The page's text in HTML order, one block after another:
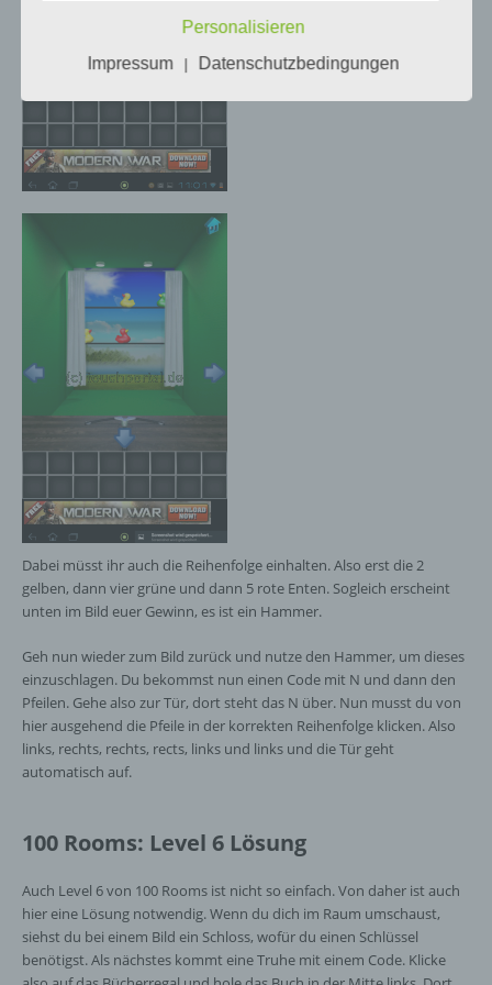
Dabei müsst ihr auch die Reihenfolge einhalten. Also erst die 2
gelben, dann vier grüne und dann 5 rote Enten. Sogleich erscheint
unten im Bild euer Gewinn, es ist ein Hammer.
Geh nun wieder zum Bild zurück und nutze den Hammer, um dieses
einzuschlagen. Du bekommst nun einen Code mit N und dann den
Pfeilen. Gehe also zur Tür, dort steht das N über. Nun musst du von
hier ausgehend die Pfeile in der korrekten Reihenfolge klicken. Also
links, rechts, rechts, rects, links und links und die Tür geht
automatisch auf.
100 Rooms: Level 6 Lösung
Auch Level 6 von 100 Rooms ist nicht so einfach. Von daher ist auch
hier eine Lösung notwendig. Wenn du dich im Raum umschaust,
siehst du bei einem Bild ein Schloss, wofür du einen Schlüssel
benötigst. Als nächstes kommt eine Truhe mit einem Code. Klicke
personenbezogenen Daten einverstanden
Name und Anschrift des für die Verarbeitung
Verantwortlichen
Verantwortlicher im Sinne der Datenschutz-
Grundverordnung, sonstiger in den Mitgliedstaaten
der Europäischen Union geltenden
Datenschutzgesetze und anderer Bestimmungen
mit datenschutzrechtlichem Charakter ist die:
InnoMobile GmbH
Schlehenweg 20
18069 Lambrechtshagen
Cookies / SessionStorage / LocalStorage
Die Internetseiten verwenden teilweise so
genannte Cookies, LocalStorage und
nutzerfreundlicher, effektiver und sicherer zu
machen. Local Storage und SessionStorage ist
eine Technologie, mit welcher ihr Browser Daten
auf Ihrem Computer oder mobilen Gerät
abspeichert. Cookies sind Textdateien, welche
über einen Internetbrowser auf einem
Computersystem abgelegt und gespeichert
entsprechende Einstellung in Ihrem Browser
Zahlreiche Internetseiten und Server verwenden
Cookies. Viele Cookies enthalten eine sogenannte
Cookie-ID. Eine Cookie-ID ist eine eindeutige
Personalisieren
Impressum
Datenschutzbedingungen